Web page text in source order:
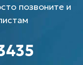
позвоните и